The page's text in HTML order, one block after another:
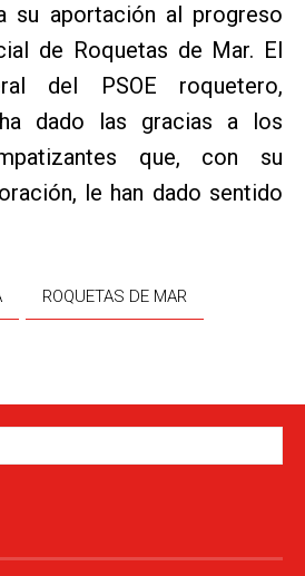
su aportación al progreso
de Roquetas de Mar. El
del PSOE roquetero,
dado las gracias a los
que, con su
le han dado sentido
ROQUETAS DE MAR